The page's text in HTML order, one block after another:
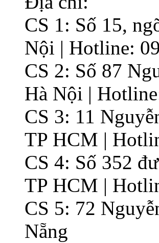
CS 1: Số 15,
Nội | Hotline:
CS 2: Số 87
Hà Nội |
CS 3: 11
TP HCM |
CS 4: Số 352
TP HCM |
CS 5: 72
Nẵng